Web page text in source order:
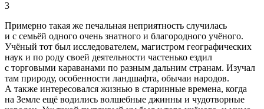
3
Примерно такая же печальная неприятность случилась
и с семьёй одного очень знатного и благородного учёного.
Учёный тот был исследователем, магистром географических
наук и по роду своей деятельности частенько ездил
с торговыми караванами по разным дальним странам. Изучал
там природу, особенности ландшафта, обычаи народов.
А также интересовался жизнью в старинные времена, когда
на Земле ещё водились волшебные джинны и чудотворные